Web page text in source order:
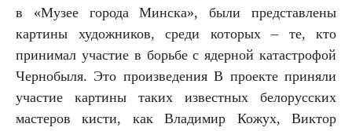
в «Музее города Минска», были представлены
картины художников, среди которых – те, кто
принимал участие в борьбе с ядерной катастрофой
Чернобыля. Это произведения В проекте приняли
участие картины таких известных белорусских
мастеров кисти, как Владимир Кожух, Виктор